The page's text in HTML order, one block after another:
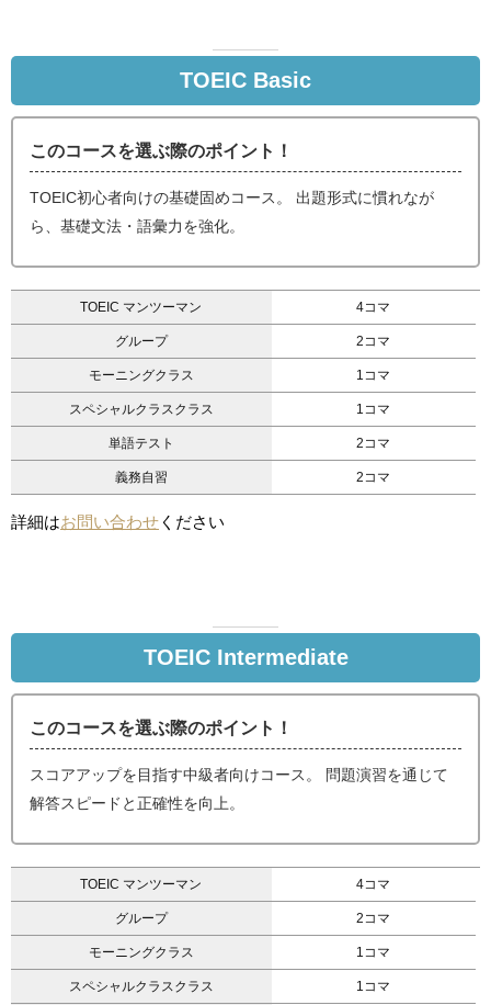
TOEIC Basic
このコースを選ぶ際のポイント！
TOEIC初心者向けの基礎固めコース。 出題形式に慣れなが
ら、基礎文法・語彙力を強化。
TOEIC マンツーマン 4コマ
グループ 2コマ
モーニングクラス 1コマ
スペシャルクラスクラス 1コマ
単語テスト 2コマ
義務自習 2コマ
詳細はお問い合わせ ください
TOEIC Intermediate
このコースを選ぶ際のポイント！
スコアアップを目指す中級者向けコース。 問題演習を通じて
解答スピードと正確性を向上。
TOEIC マンツーマン 4コマ
グループ 2コマ
モーニングクラス 1コマ
スペシャルクラスクラス 1コマ